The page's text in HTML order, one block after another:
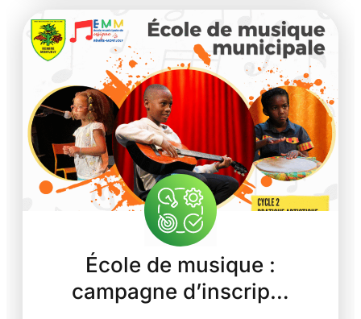
École de musique :
campagne d’inscrip…